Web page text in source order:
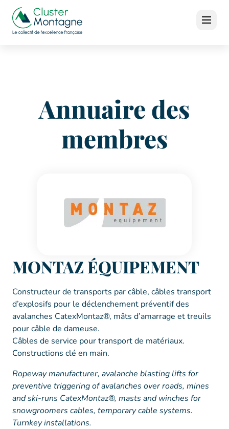
Annuaire des
membres
MONTAZ ÉQUIPEMENT
Constructeur de transports par câble, câbles transport
d’explosifs pour le déclenchement préventif des
avalanches CatexMontaz®, mâts d’amarrage et treuils
pour câble de dameuse.
Câbles de service pour transport de matériaux.
Constructions clé en main.
Ropeway manufacturer, avalanche blasting lifts for
preventive triggering of avalanches over roads, mines
and ski-runs CatexMontaz®, masts and winches for
snowgroomers cables, temporary cable systems.
Turnkey installations.